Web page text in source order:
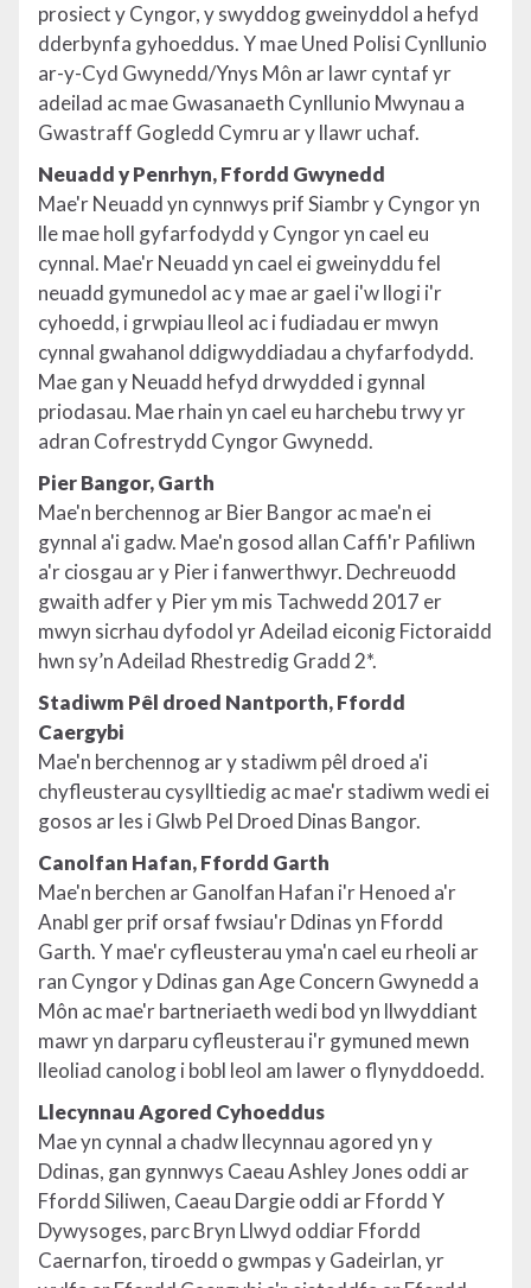
prosiect y Cyngor, y swyddog gweinyddol a hefyd
dderbynfa gyhoeddus. Y mae Uned Polisi Cynllunio
ar-y-Cyd Gwynedd/Ynys Môn ar lawr cyntaf yr
adeilad ac mae Gwasanaeth Cynllunio Mwynau a
Gwastraff Gogledd Cymru ar y llawr uchaf.
Neuadd y Penrhyn, Ffordd Gwynedd
Mae'r Neuadd yn cynnwys prif Siambr y Cyngor yn
lle mae holl gyfarfodydd y Cyngor yn cael eu
cynnal. Mae'r Neuadd yn cael ei gweinyddu fel
neuadd gymunedol ac y mae ar gael i'w llogi i'r
cyhoedd, i grwpiau lleol ac i fudiadau er mwyn
cynnal gwahanol ddigwyddiadau a chyfarfodydd.
Mae gan y Neuadd hefyd drwydded i gynnal
priodasau. Mae rhain yn cael eu harchebu trwy yr
adran Cofrestrydd Cyngor Gwynedd.
Pier Bangor, Garth
Mae'n berchennog ar Bier Bangor ac mae'n ei
gynnal a'i gadw. Mae'n gosod allan Caffi'r Pafiliwn
a'r ciosgau ar y Pier i fanwerthwyr. Dechreuodd
gwaith adfer y Pier ym mis Tachwedd 2017 er
mwyn sicrhau dyfodol yr Adeilad eiconig Fictoraidd
hwn sy’n Adeilad Rhestredig Gradd 2*.
Stadiwm Pêl droed Nantporth, Ffordd
Caergybi
Mae'n berchennog ar y stadiwm pêl droed a'i
chyfleusterau cysylltiedig ac mae'r stadiwm wedi ei
gosos ar les i Glwb Pel Droed Dinas Bangor.
Canolfan Hafan, Ffordd Garth
Mae'n berchen ar Ganolfan Hafan i'r Henoed a'r
Anabl ger prif orsaf fwsiau'r Ddinas yn Ffordd
Garth. Y mae'r cyfleusterau yma'n cael eu rheoli ar
ran Cyngor y Ddinas gan Age Concern Gwynedd a
Môn ac mae'r bartneriaeth wedi bod yn llwyddiant
mawr yn darparu cyfleusterau i'r gymuned mewn
lleoliad canolog i bobl leol am lawer o flynyddoedd.
Llecynnau Agored Cyhoeddus
Mae yn cynnal a chadw llecynnau agored yn y
Ddinas, gan gynnwys Caeau Ashley Jones oddi ar
Ffordd Siliwen, Caeau Dargie oddi ar Ffordd Y
Dywysoges, parc Bryn Llwyd oddiar Ffordd
Caernarfon, tiroedd o gwmpas y Gadeirlan, yr